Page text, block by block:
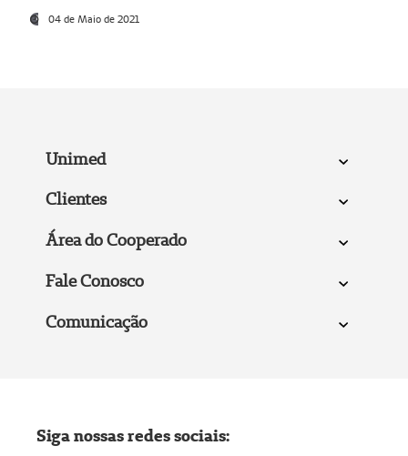
04 de Maio de 2021
Unimed
Clientes
Área do Cooperado
Fale Conosco
Comunicação
Siga nossas redes sociais: